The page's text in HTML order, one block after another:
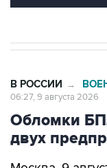
В РОССИИ →
06:27, 9 августа 2026
Обломки
двух